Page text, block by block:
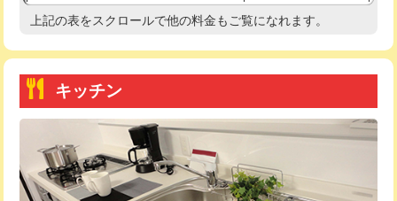
持込商品取付（温水洗浄便座） 22,000円
持込商品取付（普通便座⇔温水洗浄便
22,000円
給水管工事※（ホール加工)
給水管工事※（バンド止め) 3,300円
給水管工事※（支持金具設置) 5,500円
高度高圧洗浄換 現地調査
トーラー機使用/3mまで
追加トーラー機使用/3m超え +3,300円
カメラ調査 33,000円
上記の表をスクロールで他の料金もご覧になれます。
キッチン